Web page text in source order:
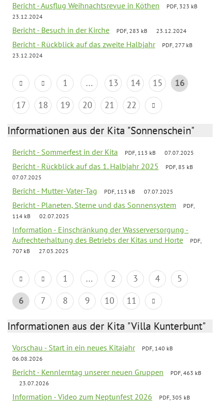
Bericht - Ausflug Weihnachtsrevue in Köthen
PDF, 323 kB
23.12.2024
Bericht - Besuch in der Kirche PDF, 283 kB 23.12.2024
Bericht - Rückblick auf das zweite Halbjahr
PDF, 277 kB
23.12.2024
1 ... 13 14 15
16
17
18 19 20 21 22
Informationen aus der Kita "Sonnenschein"
Bericht - Sommerfest in der Kita PDF, 113 kB 07.07.2025
Bericht - Rückblick auf das 1. Halbjahr 2025
PDF, 85 kB
07.07.2025
Bericht - Mutter-Vater-Tag PDF, 113 kB 07.07.2025
Bericht - Planeten, Sterne und das Sonnensystem
PDF,
114 kB
02.07.2025
Information - Einschränkung der Wasserversorgung -
Aufrechterhaltung des Betriebs der Kitas und Horte
PDF,
707 kB
27.03.2025
1 ... 2 3 4
5
6
7 8 9 10 11
Informationen aus der Kita "Villa Kunterbunt"
Vorschau - Start in ein neues Kitajahr
PDF, 140 kB
06.08.2026
Bericht - Kennlerntag unserer neuen Gruppen
PDF, 463 kB
23.07.2026
Information - Video zum Neptunfest 2026 PDF, 305 kB